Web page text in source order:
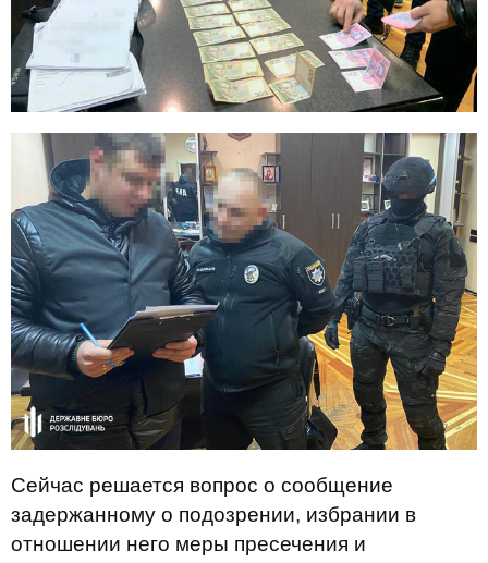
Сейчас решается вопрос о сообщение
задержанному о подозрении, избрании в
отношении него меры пресечения и